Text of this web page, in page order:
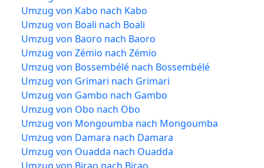
Umzug von Kabo nach Kabo
Umzug von Boali nach Boali
Umzug von Baoro nach Baoro
Umzug von Zémio nach Zémio
Umzug von Bossembélé nach Bossembélé
Umzug von Grimari nach Grimari
Umzug von Gambo nach Gambo
Umzug von Obo nach Obo
Umzug von Mongoumba nach Mongoumba
Umzug von Damara nach Damara
Umzug von Ouadda nach Ouadda